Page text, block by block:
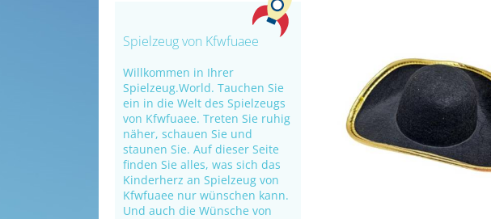
Spielzeug von Kfwfuaee
Willkommen in Ihrer
Spielzeug.World. Tauchen Sie
ein in die Welt des Spielzeugs
von Kfwfuaee. Treten Sie ruhig
näher, schauen Sie und
staunen Sie. Auf dieser Seite
finden Sie alles, was sich das
Kinderherz an Spielzeug von
Kfwfuaee nur wünschen kann.
Und auch die Wünsche von